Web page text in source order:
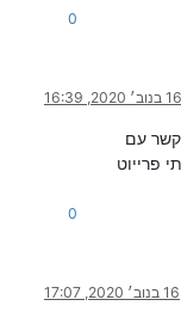
0
16 בנוב׳ 2020, 16:39
קשר עם
פרייוט
0
16 בנוב׳ 2020, 17:07